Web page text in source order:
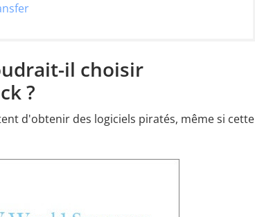
il choisir
?
d'obtenir des logiciels piratés, même si cette